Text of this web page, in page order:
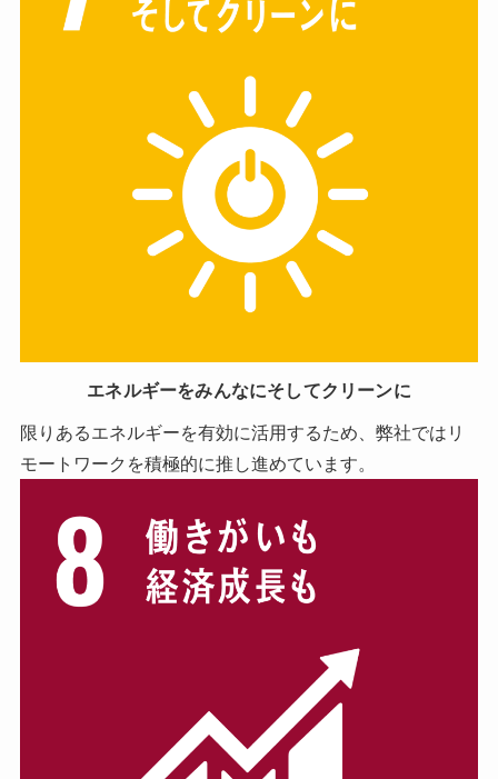
エネルギーをみんなにそしてクリーンに
限りあるエネルギーを有効に活用するため、弊社ではリ
モートワークを積極的に推し進めています。